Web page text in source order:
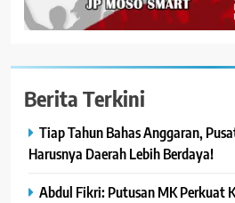
Berita Terkini
Tiap Tahun Bahas Anggaran,
Harusnya Daerah Lebih Berdaya!
Abdul Fikri: Putusan MK Perkuat